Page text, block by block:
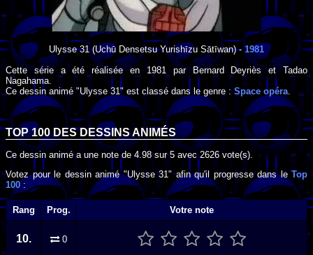
Ulysse 31 (Uchū Densetsu Yurishīzu Sātīwan) -1981
Cette série a été réalisée en 1981 parBernard DeyrièsetTadao
Nagahama
Ce dessin animé "Ulysse 31" est classé dans le genre :Space opéra
TOP 100 DESDESSINS ANIMÉS
Ce dessin animé a une note de 4.98sur5 avec2626 vote(s).
Votez pour le dessin animé "Ulysse 31" afin qu'il progresse dans le Top
100 :
Rang Prog. Votre note
10. 0